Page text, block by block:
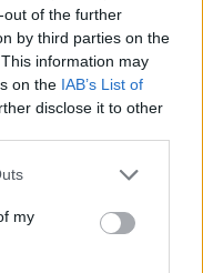
of the further
by third parties on the
information may
on the IAB’s List of
disclose it to other
one or more Google
You may click to
third-party tags to
in below Google
my
παίκτη με πέντε